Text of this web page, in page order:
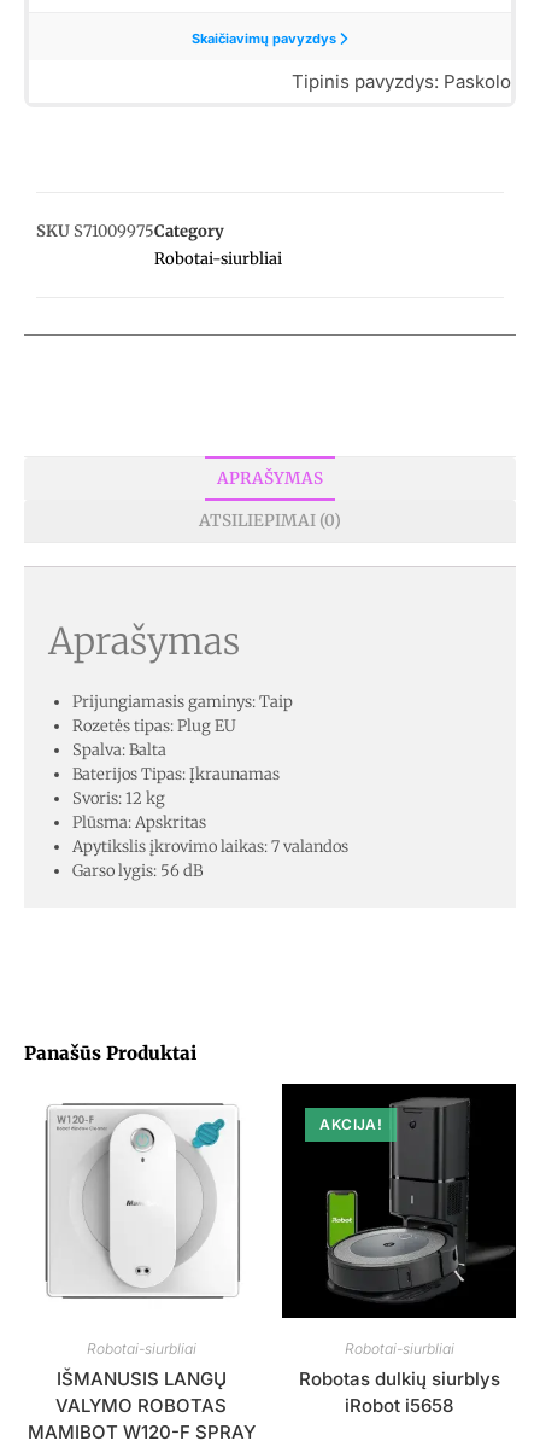
Panašūs Produktai
Robotai-siurbliai
IŠMANUSIS LANGŲ
VALYMO ROBOTAS
MAMIBOT W120-F SPRAY
AKCIJA!
Robotai-siurbliai
Robotas dulkių siurblys
iRobot i5658
SKU S71009975Category
Robotai-siurbliai
APRAŠYMAS
ATSILIEPIMAI (0)
Aprašymas
Prijungiamasis gaminys: Taip
Rozetės tipas: Plug EU
Spalva: Balta
Baterijos Tipas: Įkraunamas
Svoris: 12 kg
Plūsma: Apskritas
Apytikslis įkrovimo laikas: 7 valandos
Garso lygis: 56 dB